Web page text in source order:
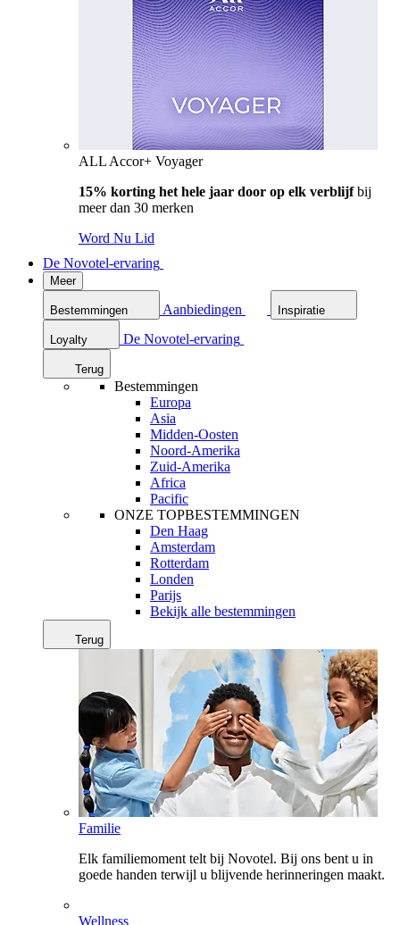
ALL Accor+ Voyager
15% korting het hele jaar door op elk verblijfbij
meer dan 30 merken
Word Nu Lid
De Novotel-ervaring
Meer
Bestemmingen Aanbiedingen Inspiratie
Loyalty De Novotel-ervaring
Terug
Bestemmingen
Europa
Asia
Midden-Oosten
Noord-Amerika
Zuid-Amerika
Africa
Pacific
ONZE TOPBESTEMMINGEN
Den Haag
Amsterdam
Rotterdam
Londen
Parijs
Bekijk alle bestemmingen
Terug
Familie
Elk familiemoment telt bij Novotel. Bij ons bent u in
goede handen terwijl u blijvende herinneringen maakt.
Wellness